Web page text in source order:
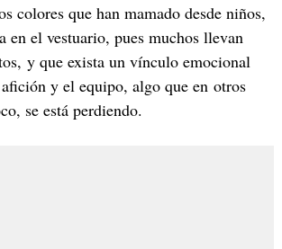
colores que han mamado desde niños,
en el vestuario, pues muchos llevan
y que exista un vínculo emocional
y el equipo, algo que en otros
se está perdiendo.